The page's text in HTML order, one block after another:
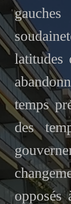
latitudes
temps
des
opposés